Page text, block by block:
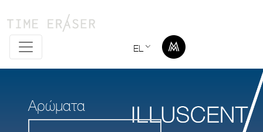
EL
Αρώματα